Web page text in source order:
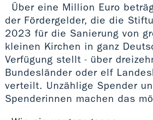
Über eine Million Euro
der Fördergelder, die die
2023 für die Sanierung von
kleinen Kirchen in ganz
Verfügung stellt - über
Bundesländer oder elf
verteilt. Unzählige Spender
Spenderinnen machen das